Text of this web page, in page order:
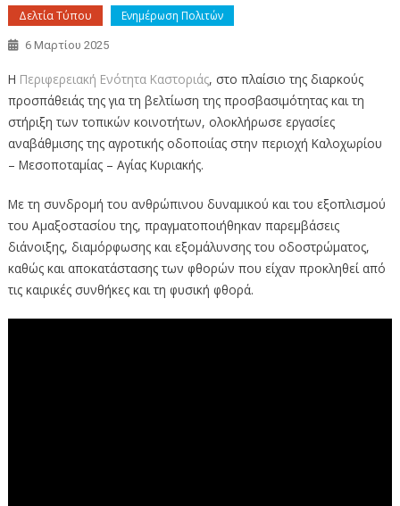
Δελτία Τύπου Ενημέρωση Πολιτών
6 Μαρτίου 2025
Η Περιφερειακή Ενότητα Καστοριάς, στο πλαίσιο της διαρκούς
προσπάθειάς της για τη βελτίωση της προσβασιμότητας και τη
στήριξη των τοπικών κοινοτήτων, ολοκλήρωσε εργασίες
αναβάθμισης της αγροτικής οδοποιίας στην περιοχή Καλοχωρίου
– Μεσοποταμίας – Αγίας Κυριακής.
Με τη συνδρομή του ανθρώπινου δυναμικού και του εξοπλισμού
του Αμαξοστασίου της, πραγματοποιήθηκαν παρεμβάσεις
διάνοιξης, διαμόρφωσης και εξομάλυνσης του οδοστρώματος,
καθώς και αποκατάστασης των φθορών που είχαν προκληθεί από
τις καιρικές συνθήκες και τη φυσική φθορά.